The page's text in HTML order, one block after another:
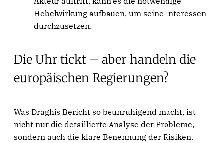
Hebelwirkung aufbauen, um seine Interessen
durchzusetzen.
Die Uhr tickt – aber handeln die
europäischen Regierungen?
Was Draghis Bericht so beunruhigend macht, ist
nicht nur die detaillierte Analyse der Probleme,
sondern auch die klare Benennung der Risiken.